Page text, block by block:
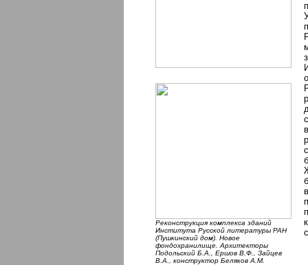
Реконструкция комплекса зданий
Института Русской литературы РАН
(Пушкинский дом). Новое
фондохранилище. Архитекторы
Подольский Б.А., Ершов В.Ф., Зайцев
В.А., конструктор Беляков А.М.